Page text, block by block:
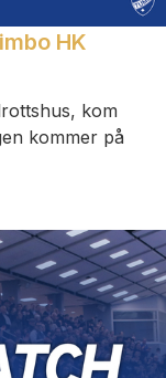
HK
kom
kommer på